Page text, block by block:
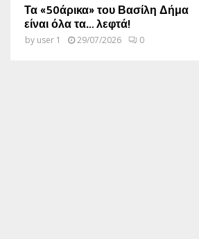
Τα «50άρικα» του Βασίλη Δήμα
είναι όλα τα… λεφτά!
by user 1 29/07/2026 0